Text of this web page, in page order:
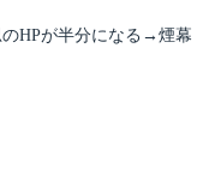
HPが半分になる→煙幕